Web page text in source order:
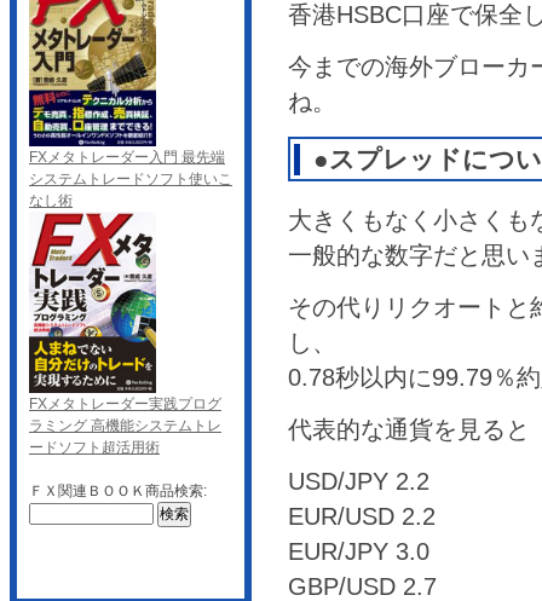
香港HSBC口座で保全
今までの海外ブローカ
ね。
●スプレッドにつ
大きくもなく小さくも
一般的な数字だと思い
その代りリクオートと
し、
0.78秒以内に99.79％
代表的な通貨を見ると
USD/JPY 2.2
EUR/USD 2.2
EUR/JPY 3.0
GBP/USD 2.7
FXメタトレーダー入門 最先端
システムトレードソフト使いこ
なし術
FXメタトレーダー実践プログ
ラミング 高機能システムトレ
ードソフト超活用術
ＦＸ関連ＢＯＯＫ商品検索: